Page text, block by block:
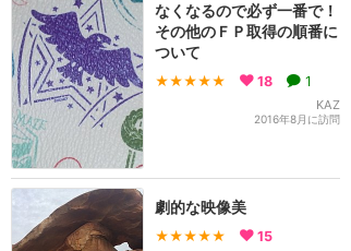
なくなるので必ず一番で！
その他のＦＰ取得の順番に
ついて
★★★★★ 18 1
KAZ
2016年8月に訪問
劇的な映像美
★★★★★ 15